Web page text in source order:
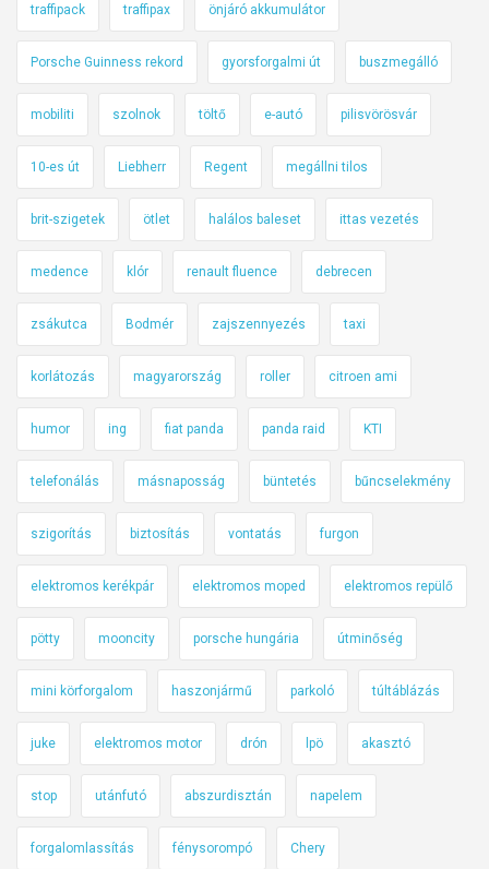
traffipack traffipax önjáró akkumulátor
Porsche Guinness rekord gyorsforgalmi út buszmegálló
mobiliti szolnok töltő e-autó pilisvörösvár
10-es út Liebherr Regent megállni tilos
brit-szigetek ötlet halálos baleset ittas vezetés
medence klór renault fluence debrecen
zsákutca Bodmér zajszennyezés taxi
korlátozás magyarország roller citroen ami
humor ing fiat panda panda raid KTI
telefonálás másnaposság büntetés bűncselekmény
szigorítás biztosítás vontatás furgon
elektromos kerékpár elektromos moped elektromos repülő
pötty mooncity porsche hungária útminőség
mini körforgalom haszonjármű parkoló túltáblázás
juke elektromos motor drón lpö akasztó
stop utánfutó abszurdisztán napelem
forgalomlassítás fénysorompó Chery